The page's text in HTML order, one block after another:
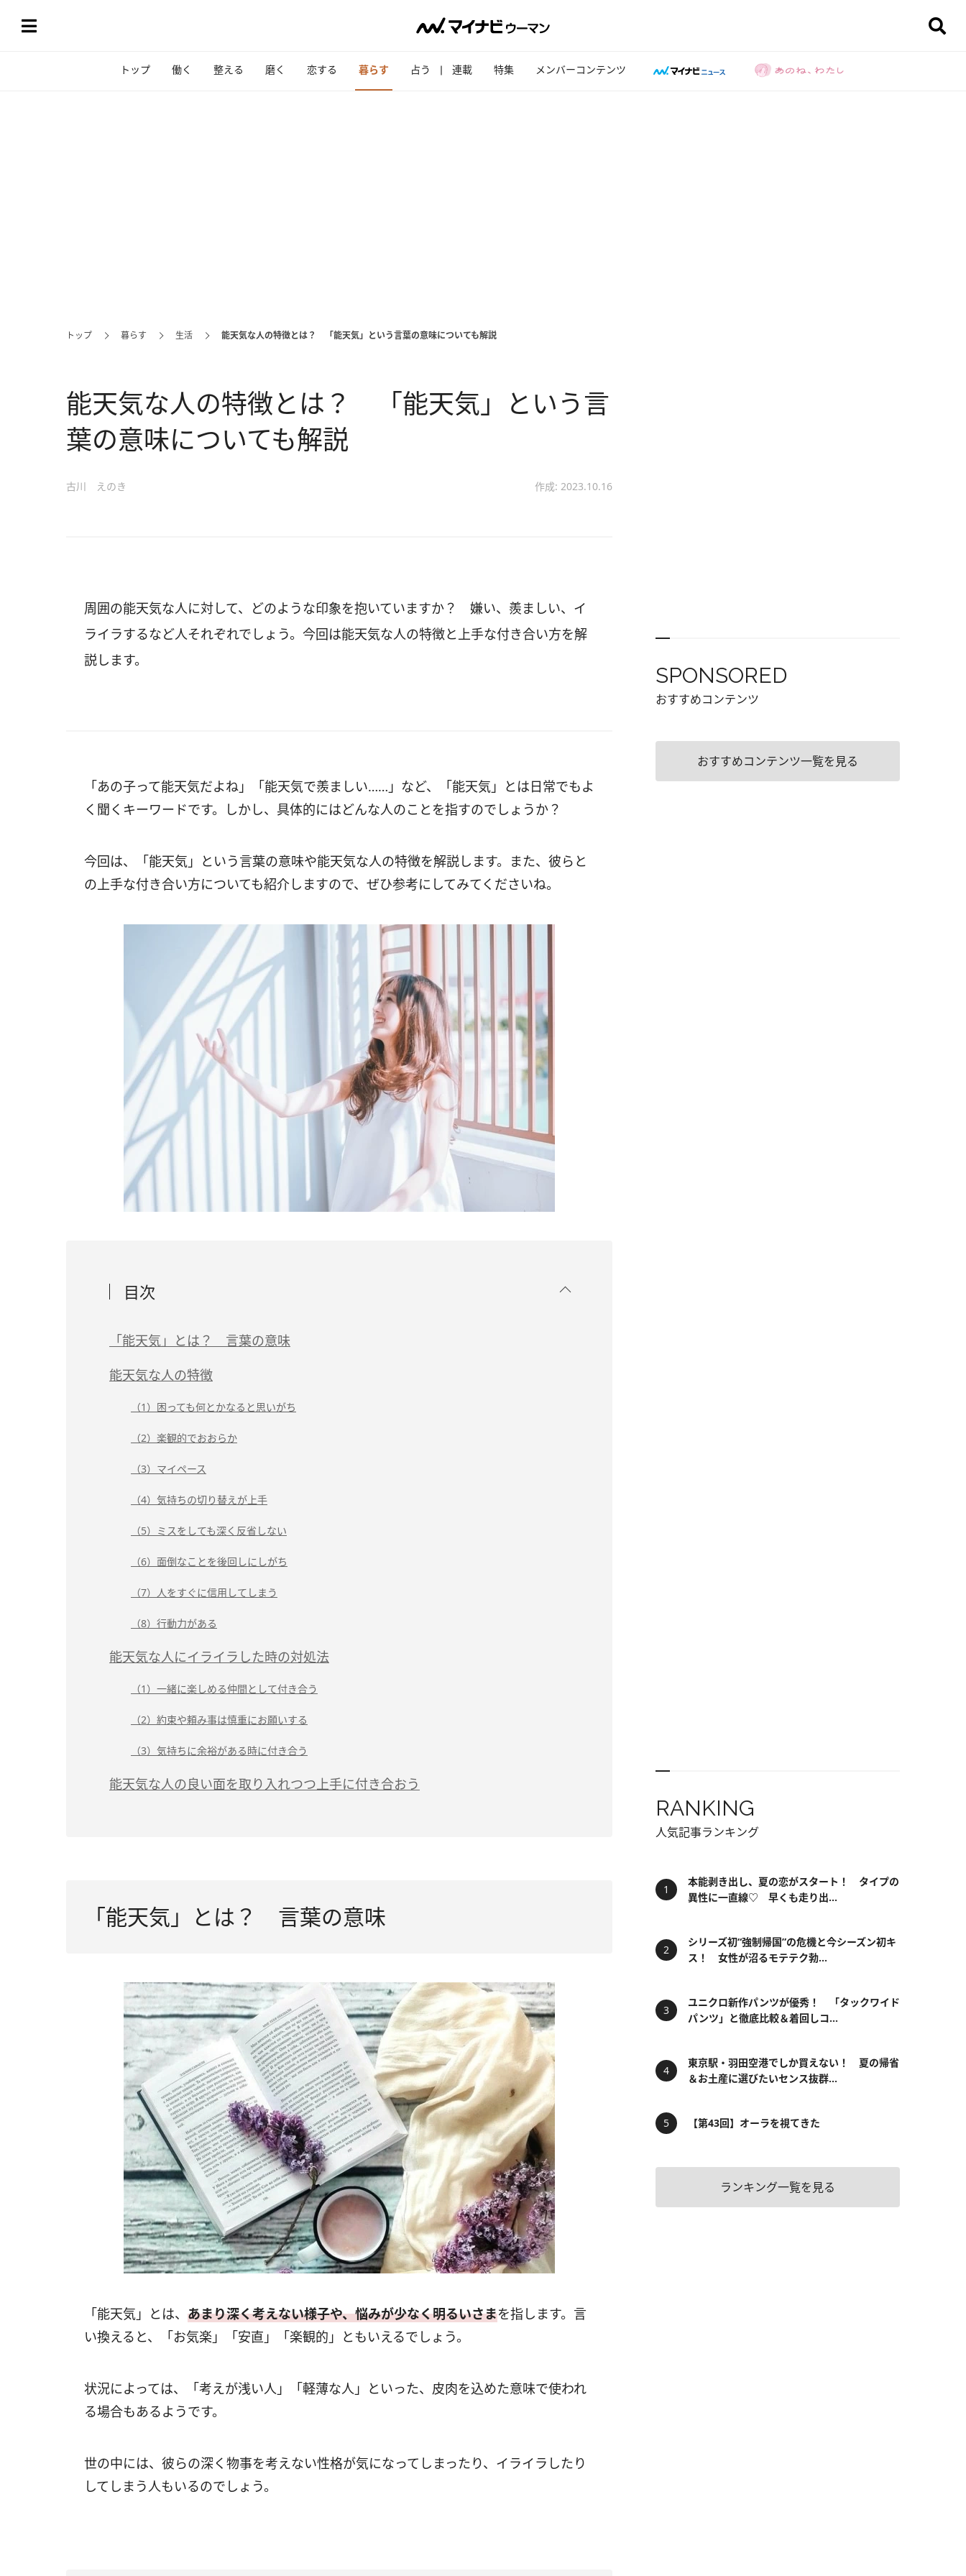
トップ 働く 整える 磨く 恋する 暮らす 占う 連載 特集 メンバーコンテンツ
トップ 暮らす 生活 能天気な人の特徴とは？ 「能天気」という言葉の意味についても解説
能天気な人の特徴とは？ 「能天気」という言
葉の意味についても解説
古川 えのき 作成: 2023.10.16
周囲の能天気な人に対して、どのような印象を抱いていますか？ 嫌い、羨ましい、イ
ライラするなど人それぞれでしょう。今回は能天気な人の特徴と上手な付き合い方を解
説します。
「あの子って能天気だよね」「能天気で羨ましい……」など、「能天気」とは日常でもよ
く聞くキーワードです。しかし、具体的にはどんな人のことを指すのでしょうか？
今回は、「能天気」という言葉の意味や能天気な人の特徴を解説します。また、彼らと
の上手な付き合い方についても紹介しますので、ぜひ参考にしてみてくださいね。
目次
「能天気」とは？ 言葉の意味
能天気な人の特徴
（1）困っても何とかなると思いがち
（2）楽観的でおおらか
（3）マイペース
（4）気持ちの切り替えが上手
（5）ミスをしても深く反省しない
（6）面倒なことを後回しにしがち
（7）人をすぐに信用してしまう
（8）行動力がある
能天気な人にイライラした時の対処法
（1）一緒に楽しめる仲間として付き合う
（2）約束や頼み事は慎重にお願いする
（3）気持ちに余裕がある時に付き合う
能天気な人の良い面を取り入れつつ上手に付き合おう
「能天気」とは？ 言葉の意味
「能天気」とは、 あまり深く考えない様子や、悩みが少なく明るいさまを指します。言
い換えると、「お気楽」「安直」「楽観的」ともいえるでしょう。
状況によっては、「考えが浅い人」「軽薄な人」といった、皮肉を込めた意味で使われ
る場合もあるようです。
世の中には、彼らの深く物事を考えない性格が気になってしまったり、イライラしたり
してしまう人もいるのでしょう。
SPONSORED
おすすめコンテンツ
おすすめコンテンツ一覧を見る
RANKING
人気記事ランキング
本能剥き出し、夏の恋がスタート！ タイプの
異性に一直線♡ 早くも走り出...
シリーズ初“強制帰国”の危機と今シーズン初キ
ス！ 女性が沼るモテテク勃...
ユニクロ新作パンツが優秀！ 「タックワイド
パンツ」と徹底比較＆着回しコ...
東京駅・羽田空港でしか買えない！ 夏の帰省
＆お土産に選びたいセンス抜群...
【第43回】オーラを視てきた
ランキング一覧を見る